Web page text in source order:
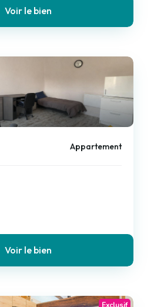
Voir le bien
Appartement
Voir le bien